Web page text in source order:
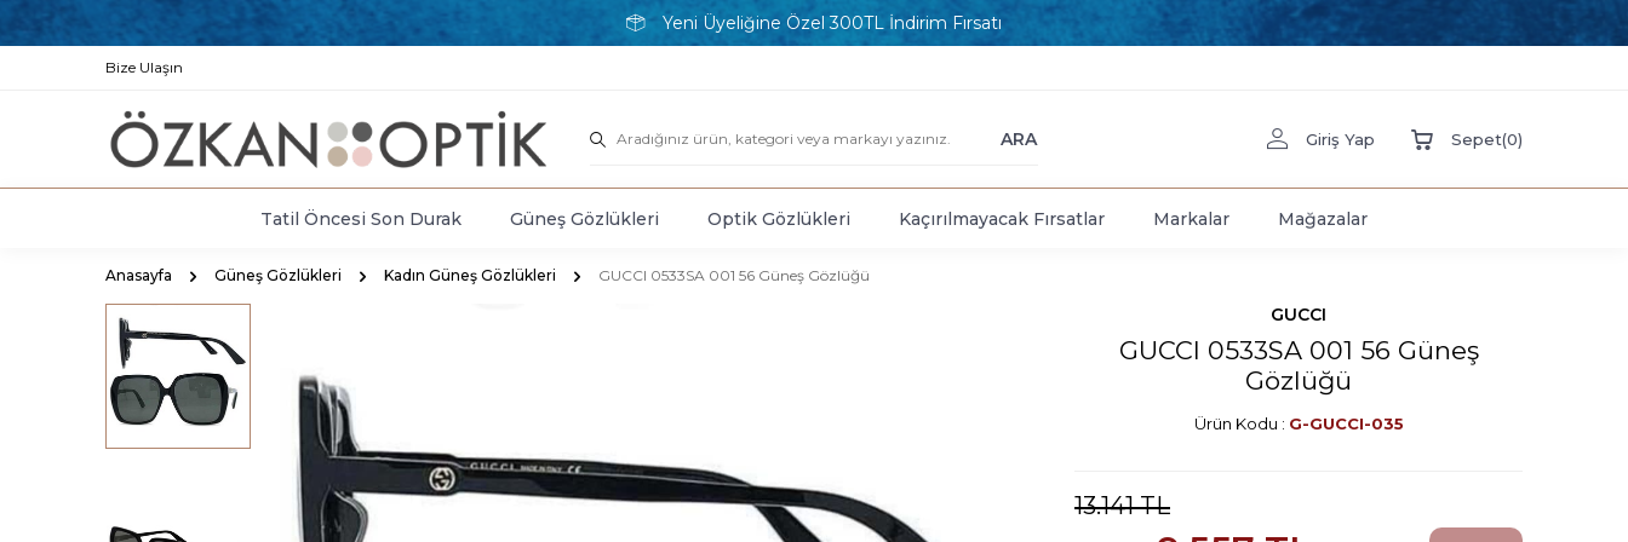
Yeni Üyeliğine Özel 300TL İndirim Fırsatı
Bize Ulaşın
ARA Giriş Yap Sepet(0)
Tatil Öncesi Son Durak Güneş Gözlükleri Optik Gözlükleri Kaçırılmayacak Fırsatlar Markalar Mağazalar
Anasayfa Güneş Gözlükleri Kadın Güneş Gözlükleri GUCCI 0533SA 001 56 Güneş Gözlüğü
GUCCI
GUCCI 0533SA 001 56 Güneş
Gözlüğü
Ürün Kodu : G-GUCCI-035
13.141TL